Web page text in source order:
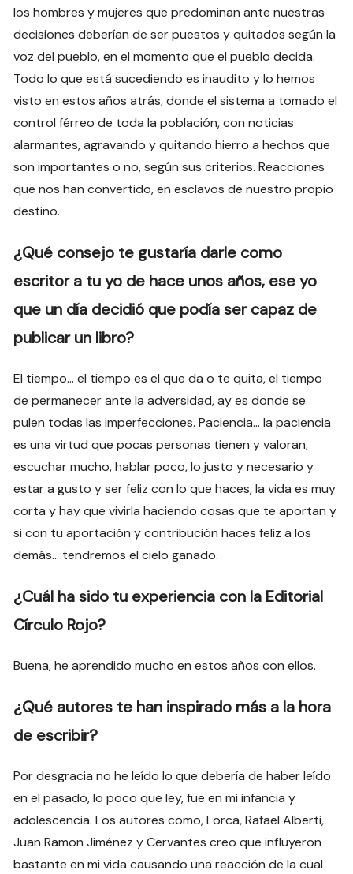
los hombres y mujeres que predominan ante nuestras
decisiones deberían de ser puestos y quitados según la
voz del pueblo, en el momento que el pueblo decida.
Todo lo que está sucediendo es inaudito y lo hemos
visto en estos años atrás, donde el sistema a tomado el
control férreo de toda la población, con noticias
alarmantes, agravando y quitando hierro a hechos que
son importantes o no, según sus criterios. Reacciones
que nos han convertido, en esclavos de nuestro propio
destino.
¿Qué consejo te gustaría darle como
escritor a tu yo de hace unos años, ese yo
que un día decidió que podía ser capaz de
publicar un libro?
El tiempo… el tiempo es el que da o te quita, el tiempo
de permanecer ante la adversidad, ay es donde se
pulen todas las imperfecciones. Paciencia… la paciencia
es una virtud que pocas personas tienen y valoran,
escuchar mucho, hablar poco, lo justo y necesario y
estar a gusto y ser feliz con lo que haces, la vida es muy
corta y hay que vivirla haciendo cosas que te aportan y
si con tu aportación y contribución haces feliz a los
demás… tendremos el cielo ganado.
¿Cuál ha sido tu experiencia con la Editorial
Círculo Rojo?
Buena, he aprendido mucho en estos años con ellos.
¿Qué autores te han inspirado más a la hora
de escribir?
Por desgracia no he leído lo que debería de haber leído
en el pasado, lo poco que ley, fue en mi infancia y
adolescencia. Los autores como, Lorca, Rafael Alberti,
Juan Ramon Jiménez y Cervantes creo que influyeron
bastante en mi vida causando una reacción de la cual